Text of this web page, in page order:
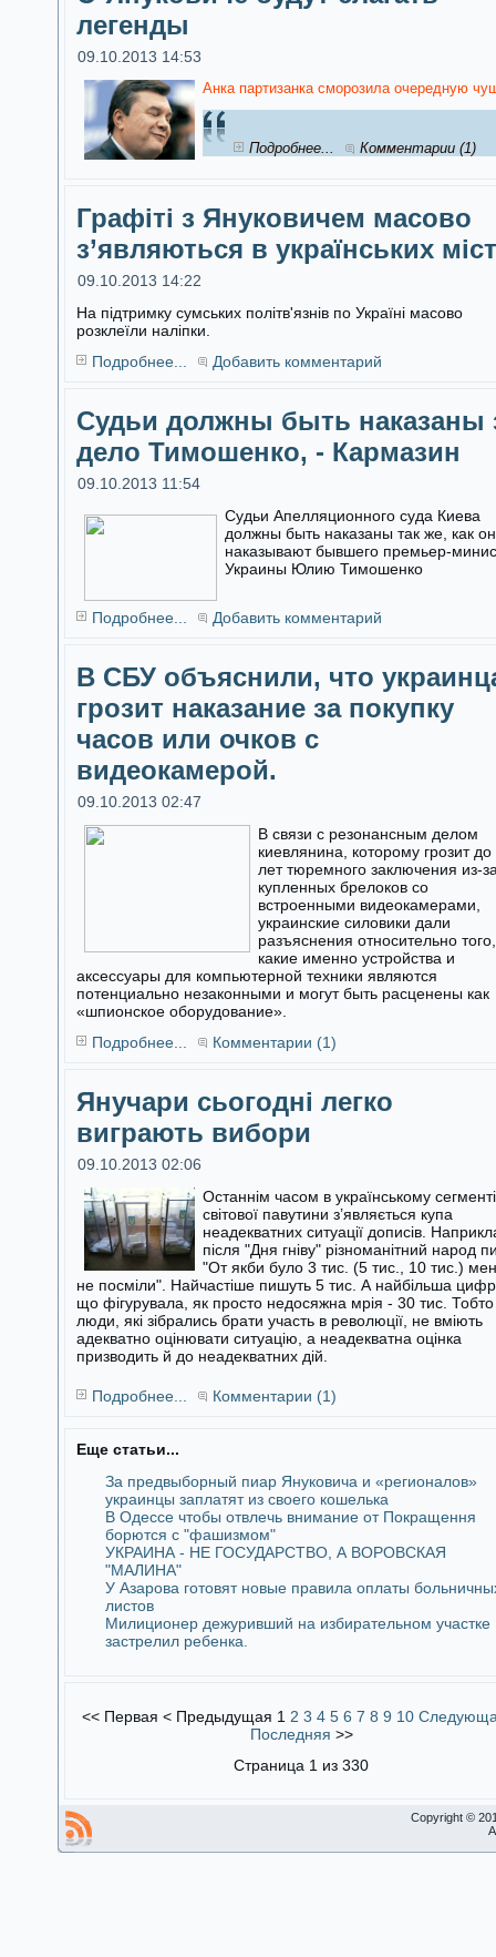
легенды
09.10.2013 14:53
Анка партизанка сморозила очередную
Подробнее... Комментарии (1)
Графіті з Януковичем масово
з’являються в українських
09.10.2013 14:22
На підтримку сумських політв'язнів по Україні масово
розклеїли наліпки.
Подробнее...
Добавить комментарий
Судьи должны быть наказаны
дело Тимошенко, - Кармазин
09.10.2013 11:54
Судьи Апелляционного суда Киева
должны быть наказаны так же, как
наказывают бывшего премьер-
Украины Юлию Тимошенко
Подробнее... Добавить комментарий
В СБУ объяснили, что
грозит наказание за покупку
часов или очков с
видеокамерой.
09.10.2013 02:47
В связи с резонансным делом
киевлянина, которому грозит до
лет тюремного заключения из-
купленных брелоков со
встроенными видеокамерами,
украинские силовики дали
разъяснения относительно того,
какие именно устройства и
аксессуары для компьютерной техники являются
потенциально незаконными и могут быть расценены как
«шпионское оборудование».
Подробнее...
Комментарии (1)
Янучари сьогодні легко
виграють вибори
09.10.2013 02:06
Останнім часом в українському сегменті
світової павутини з’являється купа
неадекватних ситуації дописів.
після "Дня гніву" різноманітний народ
"От якби було 3 тис. (5 тис., 10 тис.)
не посміли". Найчастіше пишуть 5 тис. А найбільша
що фігурувала, як просто недосяжна мрія - 30 тис. Тобто
люди, які зібрались брати участь в революції, не вміють
адекватно оцінювати ситуацію, а неадекватна оцінка
призводить й до неадекватних дій.
Подробнее... Комментарии (1)
Еще статьи...
За предвыборный пиар Януковича и «регионалов»
украинцы заплатят из своего кошелька
В Одессе чтобы отвлечь внимание от Покращення
борются с "фашизмом"
УКРАИНА - НЕ ГОСУДАРСТВО, А ВОРОВСКАЯ
"МАЛИНА"
У Азарова готовят новые правила оплаты
листов
Милиционер дежуривший на избирательном участке
застрелил ребенка.
<< Первая < Предыдущая 1 2 3 4 5 6 7 8 9 10
Последняя >>
Страница 1 из 330
Copyright ©